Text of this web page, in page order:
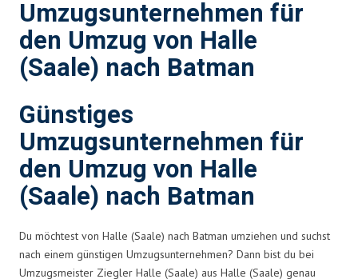
Umzugsunternehmen für
den Umzug von Halle
(Saale) nach Batman
Günstiges
Umzugsunternehmen für
den Umzug von Halle
(Saale) nach Batman
Du möchtest von Halle (Saale) nach Batman umziehen und suchst
nach einem günstigen Umzugsunternehmen? Dann bist du bei
Umzugsmeister Ziegler Halle (Saale) aus Halle (Saale) genau